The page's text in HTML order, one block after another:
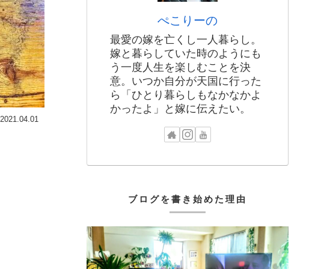
2021.04.01
ぺこりーの
最愛の嫁を亡くし一人暮らし。
嫁と暮らしていた時のようにも
う一度人生を楽しむことを決
意。いつか自分が天国に行った
ら「ひとり暮らしもなかなかよ
かったよ」と嫁に伝えたい。
ブログを書き始めた理由